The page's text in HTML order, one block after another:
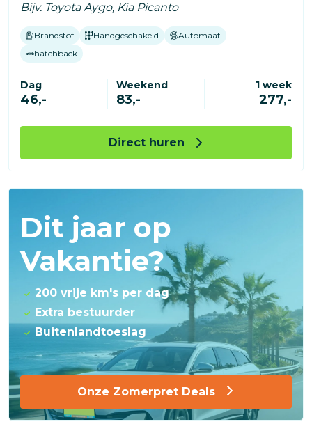
Bijv. Toyota Aygo, Kia Picanto
Brandstof Handgeschakeld
Automaat
hatchback
Dag
46,-
Weekend
83,-
1 week
277,-
Direct huren
Dit jaar op
Vakantie?
200 vrije km's per dag
Extra bestuurder
Buitenlandtoeslag
Onze Zomerpret Deals